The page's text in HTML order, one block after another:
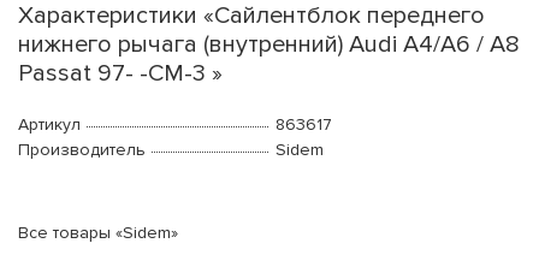
Характеристики «Сайлентблок переднего
нижнего рычага (внутренний) Audi A4/A6 / A8
Passat 97- -СМ-3 »
Артикул
863617
Производитель
Sidem
Все товары «Sidem»